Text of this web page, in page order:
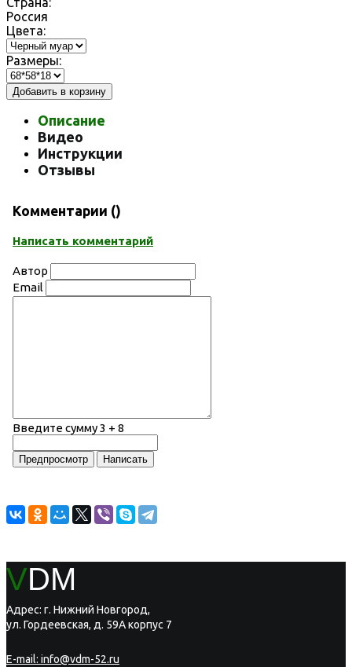
Россия
Цвета:
Размеры:
Добавить в корзину
Описание
Видео
Инструкции
Отзывы
Комментарии ()
Написать комментарий
Автор
Email
Введите сумму 3 + 8
VDM
Адрес: г. Нижний Новгород,
ул. Гордеевская, д. 59А корпус 7
E-mail: info@vdm-52.ru